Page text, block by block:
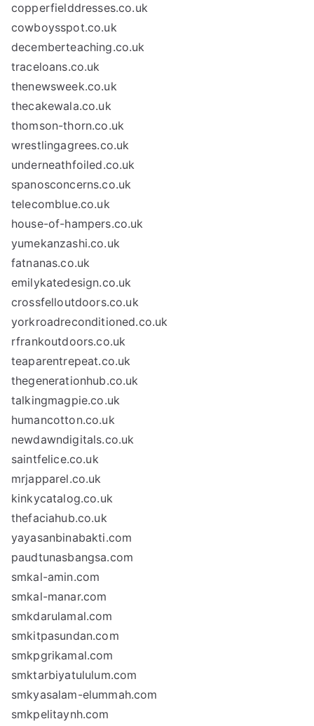
copperfielddresses.co.uk
cowboysspot.co.uk
decemberteaching.co.uk
traceloans.co.uk
thenewsweek.co.uk
thecakewala.co.uk
thomson-thorn.co.uk
wrestlingagrees.co.uk
underneathfoiled.co.uk
spanosconcerns.co.uk
telecomblue.co.uk
house-of-hampers.co.uk
yumekanzashi.co.uk
fatnanas.co.uk
emilykatedesign.co.uk
crossfelloutdoors.co.uk
yorkroadreconditioned.co.uk
rfrankoutdoors.co.uk
teaparentrepeat.co.uk
thegenerationhub.co.uk
talkingmagpie.co.uk
humancotton.co.uk
newdawndigitals.co.uk
saintfelice.co.uk
mrjapparel.co.uk
kinkycatalog.co.uk
thefaciahub.co.uk
yayasanbinabakti.com
paudtunasbangsa.com
smkal-amin.com
smkal-manar.com
smkdarulamal.com
smkitpasundan.com
smkpgrikamal.com
smktarbiyatululum.com
smkyasalam-elummah.com
smkpelitaynh.com